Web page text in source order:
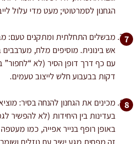
הגחנון לסמרטוטי; מעט מדי עלול
מבשלים התחלתית ומתקנים טעם:
אש בינונית. מוסיפים מלח, מערבבים
דקות בבעבוע חלש לייצוב טעמים.
מכינים את הגחנון להנחה בסיר:
בעדינות בין היחידות (לא להפשיר
באופן רופף בנייר אפייה, כמו
זה מפחית מגע ישיר עם נוזלים